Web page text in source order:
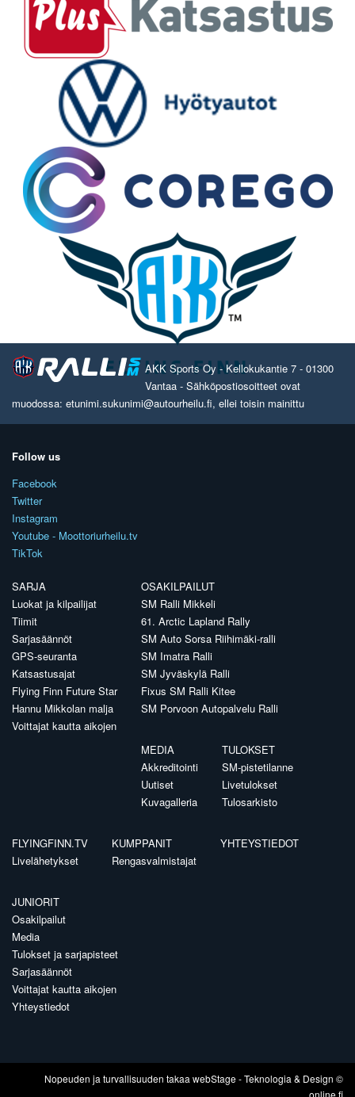
AKK Sports Oy - Kellokukantie 7 - 01300
Vantaa - Sähköpostiosoitteet ovat
muodossa: etunimi.sukunimi@autourheilu.fi, ellei toisin mainittu
Follow us
Facebook
Twitter
Instagram
Youtube - Moottoriurheilu.tv
TikTok
SARJA
Luokat ja kilpailijat
Tiimit
Sarjasäännöt
GPS-seuranta
Katsastusajat
Flying Finn Future Star
Hannu Mikkolan malja
Voittajat kautta aikojen
OSAKILPAILUT
SM Ralli Mikkeli
61. Arctic Lapland Rally
SM Auto Sorsa Riihimäki-ralli
SM Imatra Ralli
SM Jyväskylä Ralli
Fixus SM Ralli Kitee
SM Porvoon Autopalvelu Ralli
MEDIA
Akkreditointi
Uutiset
Kuvagalleria
TULOKSET
SM-pistetilanne
Livetulokset
Tulosarkisto
FLYINGFINN.TV
Livelähetykset
KUMPPANIT
Rengasvalmistajat
YHTEYSTIEDOT
JUNIORIT
Osakilpailut
Media
Tulokset ja sarjapisteet
Sarjasäännöt
Voittajat kautta aikojen
Yhteystiedot
Nopeuden ja turvallisuuden takaawebStage- Teknologia & Design ©